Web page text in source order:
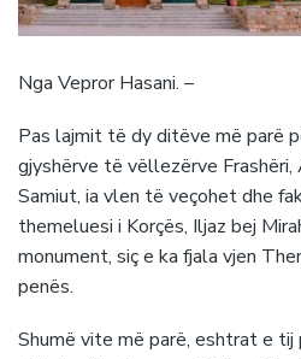
Nga Vepror Hasani. –
Pas lajmit të dy ditëve më parë
gjyshërve të vëllezërve
Samiut, ia vlen të veçohet dhe
themeluesi i Korçës, Iljaz bej
monument, siç e ka fjala vjen
penës.
Shumë vite më parë, eshtrat e tij